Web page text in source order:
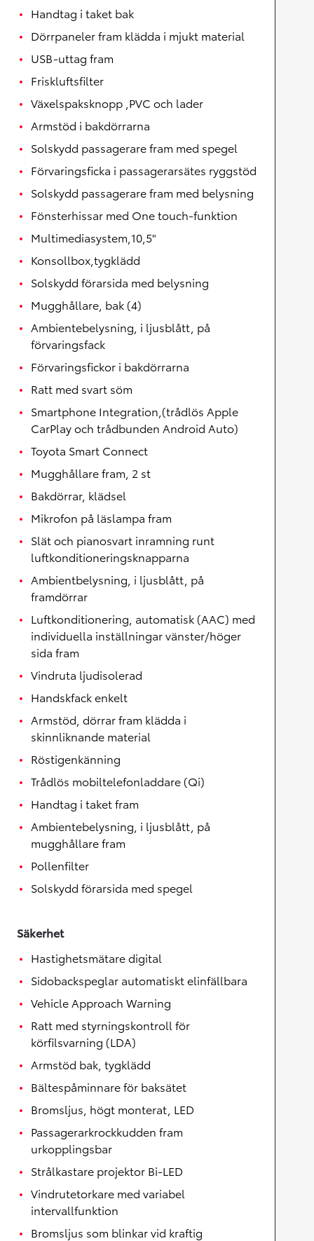
Handtag i taket bak
Dörrpaneler fram klädda i mjukt material
USB-uttag fram
Friskluftsfilter
Växelspaksknopp ,PVC och lader
Armstöd i bakdörrarna
Solskydd passagerare fram med spegel
Förvaringsficka i passagerarsätes ryggstöd
Solskydd passagerare fram med belysning
Fönsterhissar med One touch-funktion
Multimediasystem,10,5"
Konsollbox,tygklädd
Solskydd förarsida med belysning
Mugghållare, bak (4)
Ambientebelysning, i ljusblått, på
förvaringsfack
Förvaringsfickor i bakdörrarna
Ratt med svart söm
Smartphone Integration,(trådlös Apple
CarPlay och trådbunden Android Auto)
Toyota Smart Connect
Mugghållare fram, 2 st
Bakdörrar, klädsel
Mikrofon på läslampa fram
Slät och pianosvart inramning runt
luftkonditioneringsknapparna
Ambientbelysning, i ljusblått, på
framdörrar
Luftkonditionering, automatisk (AAC) med
individuella inställningar vänster/höger
sida fram
Vindruta ljudisolerad
Handskfack enkelt
Armstöd, dörrar fram klädda i
skinnliknande material
Röstigenkänning
Trådlös mobiltelefonladdare (Qi)
Handtag i taket fram
Ambientebelysning, i ljusblått, på
mugghållare fram
Pollenfilter
Solskydd förarsida med spegel
Säkerhet
Hastighetsmätare digital
Sidobackspeglar automatiskt elinfällbara
Vehicle Approach Warning
Ratt med styrningskontroll för
körfilsvarning (LDA)
Armstöd bak, tygklädd
Bältespåminnare för baksätet
Bromsljus, högt monterat, LED
Passagerarkrockkudden fram
urkopplingsbar
Strålkastare projektor Bi-LED
Vindrutetorkare med variabel
intervallfunktion
Bromsljus som blinkar vid kraftig